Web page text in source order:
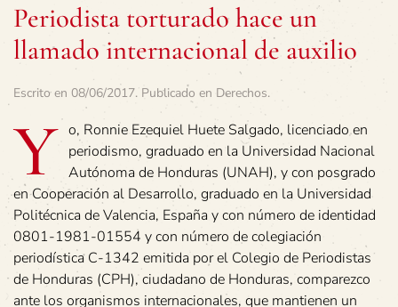
Periodista torturado hace un
llamado internacional de auxilio
Escrito en 08/06/2017. Publicado en Derechos.
Y o, Ronnie Ezequiel Huete Salgado, licenciado en
periodismo, graduado en la Universidad Nacional
Autónoma de Honduras (UNAH), y con posgrado
en Cooperación al Desarrollo, graduado en la Universidad
Politécnica de Valencia, España y con número de identidad
0801-1981-01554 y con número de colegiación
periodística C-1342 emitida por el Colegio de Periodistas
de Honduras (CPH), ciudadano de Honduras, comparezco
ante los organismos internacionales, que mantienen un